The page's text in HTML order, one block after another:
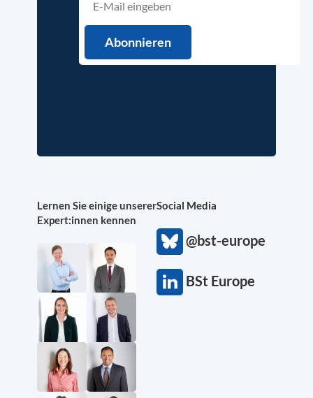
Lernen Sie einige unserer
Expert:innen kennen
Social Media
@bst-europe
BSt Europe